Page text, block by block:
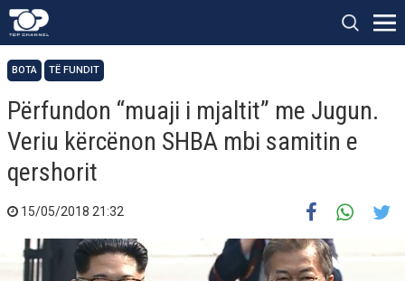
BOTA TË FUNDIT
Përfundon “muaji i mjaltit” me Jugun.
Veriu kërcënon SHBA mbi samitin e
qershorit
15/05/2018 21:32